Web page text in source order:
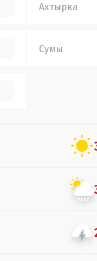
Ахтырка
Сумы